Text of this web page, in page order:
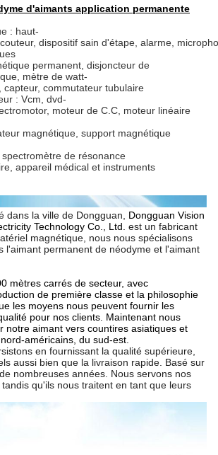
d'aimants application permanente
: haut-
dispositif sain d'étape, alarme,
permanent, disjoncteur de
mètre de watt-
capteur, commutateur tubulaire
: Vcm, dvd-
moteur de C.C, moteur linéaire
magnétique, support magnétique
de résonance
appareil médical et instruments
dans la ville de Dongguan,
Dongguan Vision
Technology Co., Ltd. est un fabricant
magnétique, nous nous spécialisons
l'aimant permanent de néodyme et l'aimant
mètres carrés de secteur, avec
de première classe et la philosophie
les moyens nous peuvent fournir les
pour nos clients. Maintenant nous
notre aimant vers countires asiatiques et
américains, du sud-est.
en fournissant la qualité supérieure,
aussi bien que la livraison rapide. Basé sur
nombreuses années. Nous servons nos
qu'ils nous traitent en tant que leurs